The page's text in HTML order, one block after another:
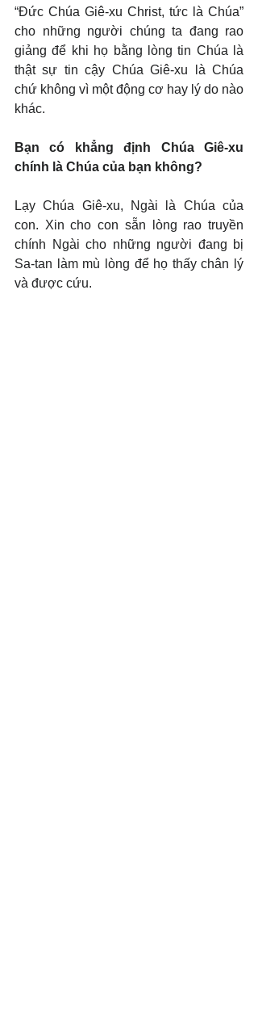
“Đức Chúa Giê-xu Christ, tức là Chúa”
cho những người chúng ta đang rao
giảng để khi họ bằng lòng tin Chúa là
thật sự tin cậy Chúa Giê-xu là Chúa
chứ không vì một động cơ hay lý do nào
khác.
Bạn có khẳng định Chúa Giê-xu
chính là Chúa của bạn không?
Lạy Chúa Giê-xu, Ngài là Chúa của
con. Xin cho con sẵn lòng rao truyền
chính Ngài cho những người đang bị
Sa-tan làm mù lòng để họ thấy chân lý
và được cứu.